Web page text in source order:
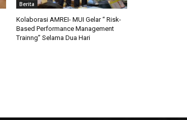
Berita
Kolaborasi AMREI- MUI Gelar “ Risk-
Based Performance Management
Trainng” Selama Dua Hari